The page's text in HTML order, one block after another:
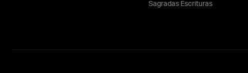
Sagradas Escrituras